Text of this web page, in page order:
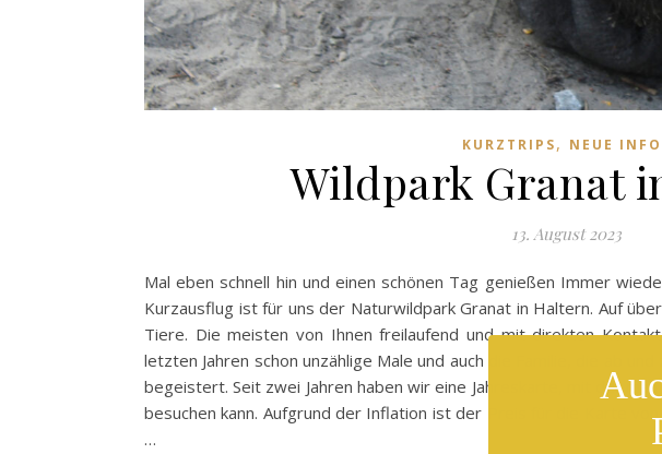
KURZTRIPS, NEUE
Wildpark Granat
13. August 2023
Mal eben schnell hin und einen schönen Tag genießen Immer
Kurzausflug ist für uns der Naturwildpark Granat in Haltern. Auf
Tiere. Die meisten von Ihnen freilaufend und mit direkten
letzten Jahren schon unzählige Male und auch die Familie, die ab
begeistert. Seit zwei Jahren haben wir eine Jahreskarte, mit der
besuchen kann. Aufgrund der Inflation ist der Preis für die Karte
…